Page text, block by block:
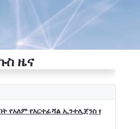
ዜና
የአለም የአርተፊሻል ኢንተሊጀንስ የትብብር